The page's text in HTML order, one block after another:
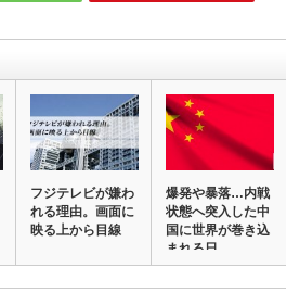
フジテレビが嫌わ
れる理由。画面に
映る上から目線
爆発や暴落…内戦
状態へ突入した中
国に世界が巻き込
まれる日